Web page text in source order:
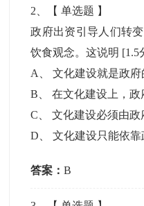
2 、【单选题 】
政府出资引导人们转
饮食观念。这说明 [1.5
A
、文化建设就是政府
B 、在文化建设上，政
C 、文化建设必须由政
D 、文化建设只能依
答案：B